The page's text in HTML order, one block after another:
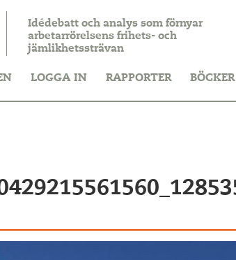
Idédebatt och analys som förnyar
arbetarrörelsens frihets- och
jämlikhetssträvan
LOGGA IN RAPPORTER BÖCKER